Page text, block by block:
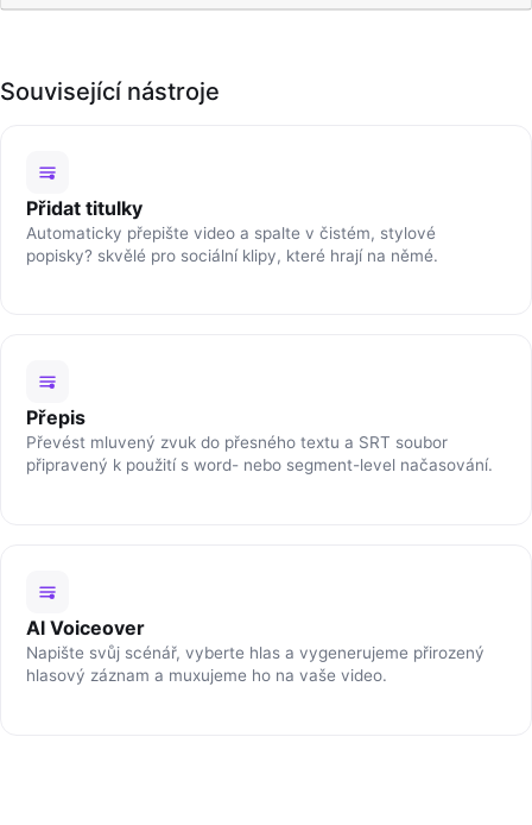
Související nástroje
Přidat titulky
Automaticky přepište video a spalte v čistém, stylové
popisky? skvělé pro sociální klipy, které hrají na němé.
Přepis
Převést mluvený zvuk do přesného textu a SRT soubor
připravený k použití s word- nebo segment-level načasování.
Al Voiceover
Napište svůj scénář, vyberte hlas a vygenerujeme přirozený
hlasový záznam a muxujeme ho na vaše video.